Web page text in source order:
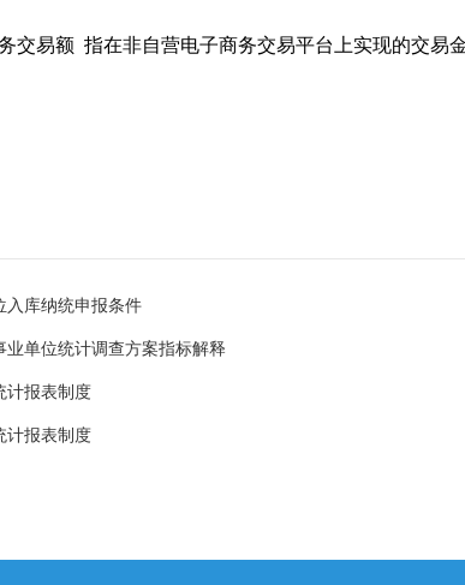
交易额 指在非自营电子商务交易平台上实现的交易
入库纳统申报条件
业单位统计调查方案指标解释
计报表制度
计报表制度